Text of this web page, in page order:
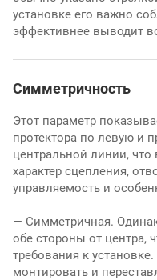
установке его важно
эффективнее выводит
Симметричность
Этот параметр
протектора по левую и
центральной линии,
характер сцепления,
управляемость и
— Симметричная.
обе стороны от центра,
требования к
монтировать и